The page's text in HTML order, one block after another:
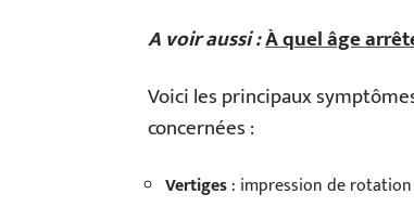
A voir aussi :À quel âge
Voici les principaux
concernées :
Vertiges: impression de